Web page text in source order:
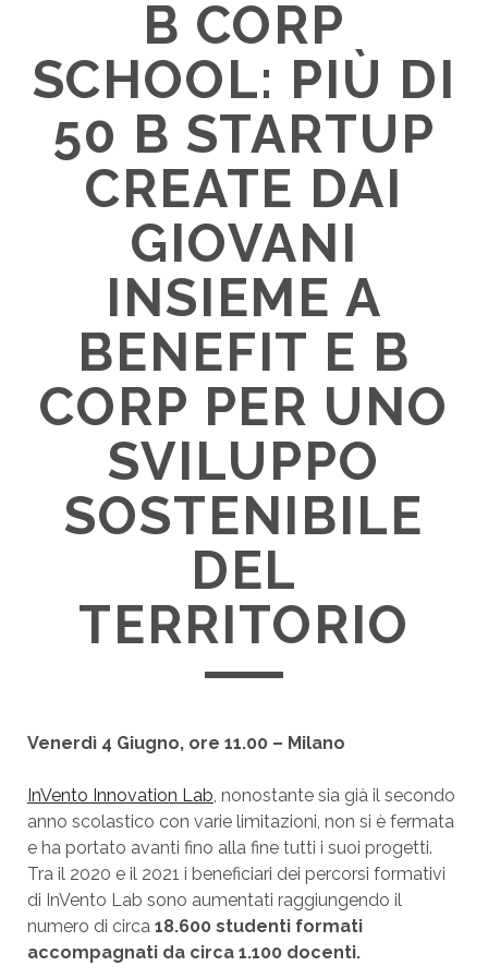
B CORP
SCHOOL: PIÙ DI
50 B STARTUP
CREATE DAI
GIOVANI
INSIEME A
BENEFIT E B
CORP PER UNO
SVILUPPO
SOSTENIBILE
DEL
TERRITORIO
Venerdì 4 Giugno, ore 11.00 – Milano
InVento Innovation Lab, nonostante sia già il secondo
anno scolastico con varie limitazioni, non si è fermata
e ha portato avanti fino alla fine tutti i suoi progetti.
Tra il 2020 e il 2021 i beneficiari dei percorsi formativi
di InVento Lab sono aumentati raggiungendo il
numero di circa 18.600 studenti formati
accompagnati da circa 1.100 docenti.